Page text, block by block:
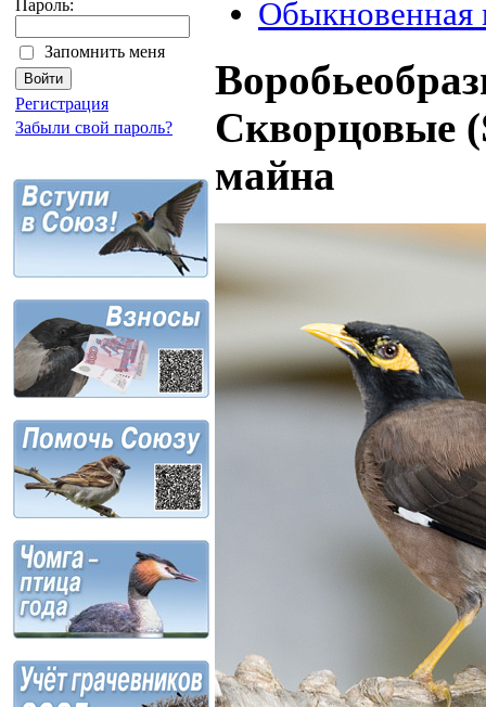
Пароль:
Запомнить меня
Регистрация
Забыли свой пароль?
Обыкновенная
Скворцовые
майна